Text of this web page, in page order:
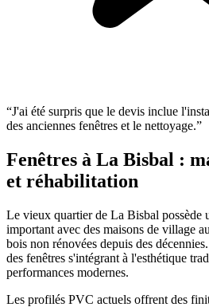
“J'ai été surpris que le devis inclue
des anciennes fenêtres et le nettoyage.”
Fenêtres à La Bisbal :
et réhabilitation
Le vieux quartier de La Bisbal possède
important avec des maisons de village
bois non rénovées depuis des
des fenêtres s'intégrant à l'esthétique
performances modernes.
Les profilés PVC actuels offrent des